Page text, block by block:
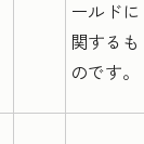
ールドに
関するも
のです。